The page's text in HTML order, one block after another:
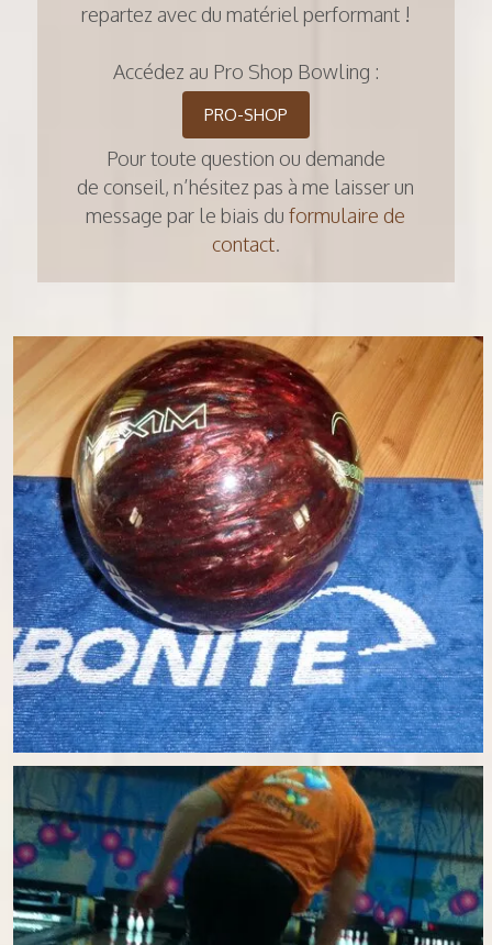
repartez avec du matériel performant !
Accédez au Pro Shop Bowling :
PRO-SHOP
Pour toute question ou demande
de conseil, n’hésitez pas à me laisser un
message par le biais duformulaire de
contact.